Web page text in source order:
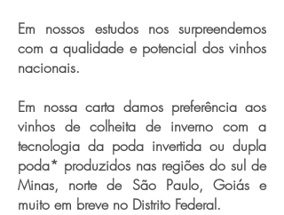
Em nossos estudos nos surpreendemos
com a qualidade e potencial dos vinhos
nacionais.
Em nossa carta damos preferência aos
vinhos de colheita de inverno com a
tecnologia da poda invertida ou dupla
poda* produzidos nas regiões do sul de
Minas, norte de São Paulo, Goiás e
muito em breve no Distrito Federal.